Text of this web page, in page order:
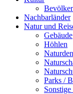
Nachbarländer
Natur und
Gebäude
Höhlen
Parks /